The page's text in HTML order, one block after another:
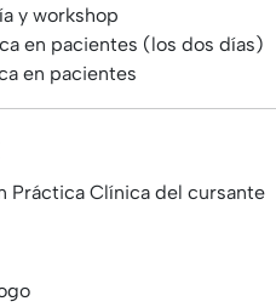
y workshop
en pacientes (los dos días)
en pacientes
Práctica Clínica del cursante